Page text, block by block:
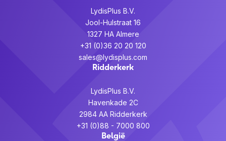
LydisPlus B.V.
Jool-Hulstraat 16
1327 HA Almere
+31 (0)36 20 20 120
sales@lydisplus.com
Ridderkerk
LydisPlus B.V.
Havenkade 2C
2984 AA Ridderkerk
+31 (0)88 - 7000 800
België